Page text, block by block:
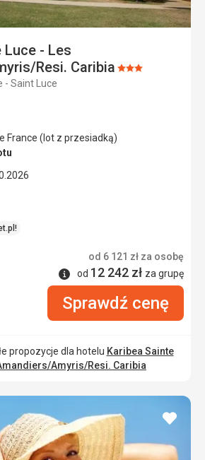
Luce - Les
Resi. Caribia Ocena:
- Saint Luce
France (lot z przesiadką)
od 6 121 zł za osobę
Informacje
od 12 242 zł za grupę
Sprawdź cenę
propozycje dla hotelu Karibea Sainte
Amyris/Resi. Caribia
dodaj